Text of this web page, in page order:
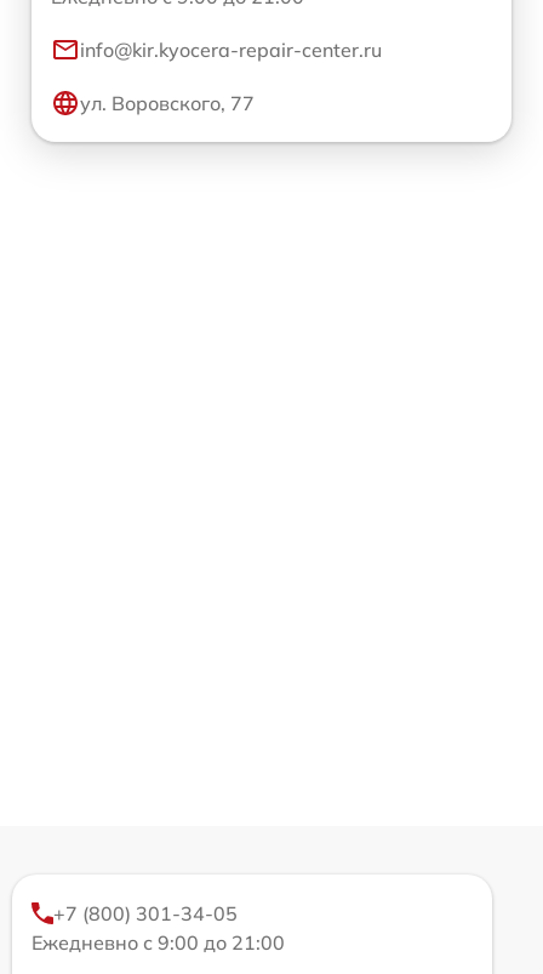
info@kir.kyocera-repair-center.ru
ул. Воровского, 77
+7 (800) 301-34-05
Ежедневно с 9:00 до 21:00